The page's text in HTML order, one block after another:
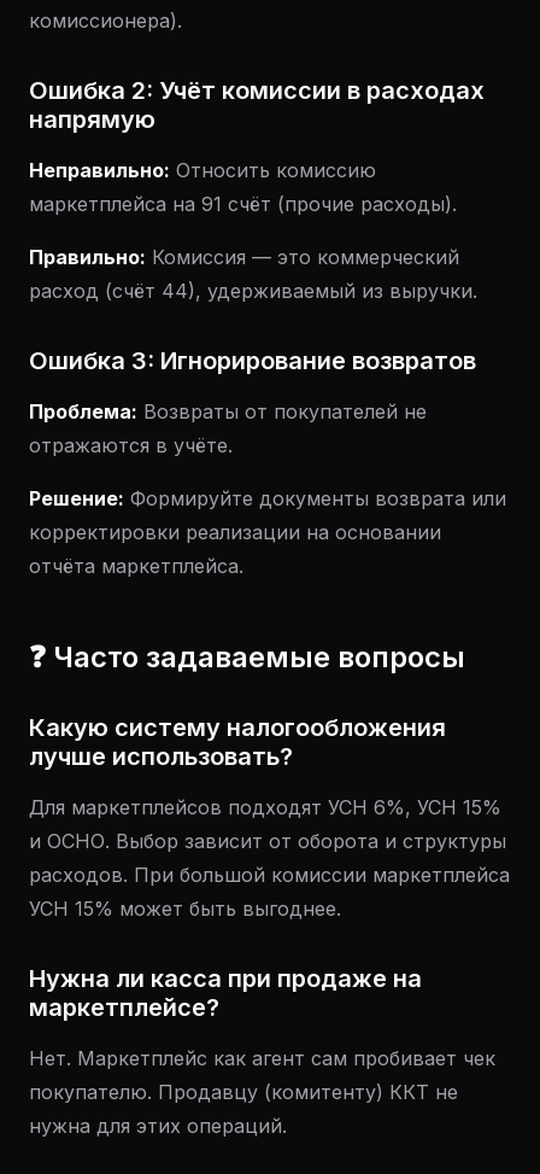
комиссионера).
Ошибка 2: Учёт комиссии в расходах
напрямую
Неправильно: Относить комиссию
маркетплейса на 91 счёт (прочие расходы).
Правильно: Комиссия — это коммерческий
расход (счёт 44), удерживаемый из выручки.
Ошибка 3: Игнорирование возвратов
Проблема: Возвраты от покупателей не
отражаются в учёте.
Решение: Формируйте документы возврата или
корректировки реализации на основании
отчёта маркетплейса.
❓ Часто задаваемые вопросы
Какую систему налогообложения
лучше использовать?
Для маркетплейсов подходят УСН 6%, УСН 15%
и ОСНО. Выбор зависит от оборота и структуры
расходов. При большой комиссии маркетплейса
УСН 15% может быть выгоднее.
Нужна ли касса при продаже на
маркетплейсе?
Нет. Маркетплейс как агент сам пробивает чек
покупателю. Продавцу (комитенту) ККТ не
нужна для этих операций.